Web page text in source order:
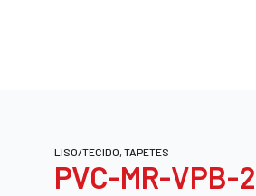
LISO/TECIDO, TAPETES
PVC-MR-VPB-